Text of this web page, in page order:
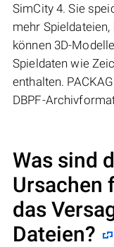
SimCity 4. Sie
mehr
können 3D-
Spieldaten wie
enthalten.
DBPF-
Was sind
Ursachen
das
Dateien?